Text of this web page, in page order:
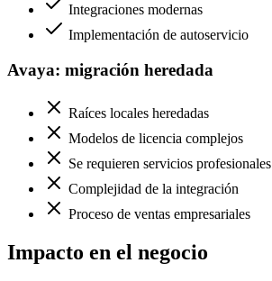
Integraciones modernas
Implementación de autoservicio
Avaya: migración heredada
Raíces locales heredadas
Modelos de licencia complejos
Se requieren servicios profesionales
Complejidad de la integración
Proceso de ventas empresariales
Impacto en el negocio